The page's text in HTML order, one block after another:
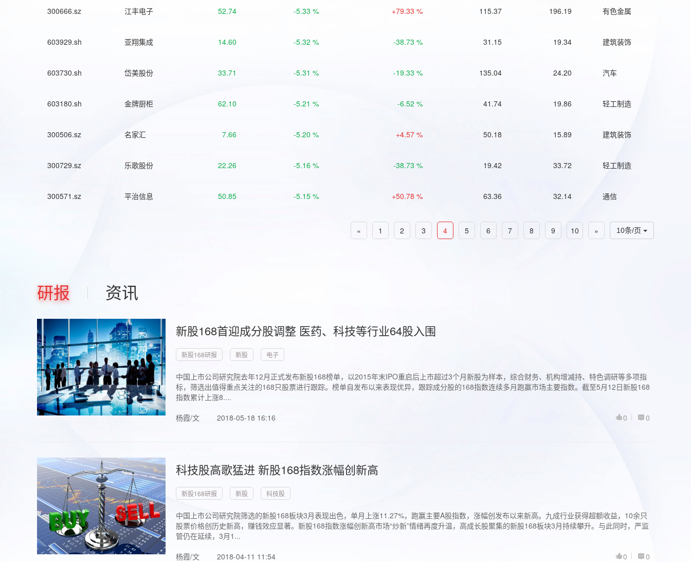
300666.sz 江丰电子 52.74 -5.33 % +79.33 % 115.37 196.19 有色金属
603929.sh 亚翔集成 14.60 -5.32 % -38.73 % 31.15 19.34 建筑装饰
603730.sh 岱美股份 33.71 -5.31 % -19.33 % 135.04 24.20 汽车
603180.sh 金牌厨柜 62.10 -5.21 % -6.52 % 41.74 19.86 轻工制造
300506.sz 名家汇 7.66 -5.20 % +4.57 % 50.18 15.89 建筑装饰
300729.sz 乐歌股份 22.26 -5.16 % -38.73 % 19.42 33.72 轻工制造
300571.sz 平治信息 50.85 -5.15 % +50.78 % 63.36 32.14 通信
10条/页
« 1 2 3 4 5 6 7 8 9 10 »
研报 资讯
新股168首迎成分股调整 医药、科技等行业64股入围
新股168研报 新股 电子
中国上市公司研究院去年12月正式发布新股168榜单，以2015年末IPO重启后上市超过3个月新股为样本，综合财务、机构增减持、特色调研等多项指
标，筛选出值得重点关注的168只股票进行跟踪。榜单自发布以来表现优异，跟踪成分股的168指数连续多月跑赢市场主要指数。截至5月12日新股168
指数累计上涨8....
杨霞/文
2018-05-18 16:16 0
0
科技股高歌猛进 新股168指数涨幅创新高
新股168研报 新股 科技股
中国上市公司研究院筛选的新股168板块3月表现出色，单月上涨11.27%，跑赢主要A股指数，涨幅创发布以来新高。九成行业获得超额收益，10余只
股票价格创历史新高，赚钱效应显著。新股168指数涨幅创新高市场“炒新”情绪再度升温，高成长股聚集的新股168板块3月持续攀升。与此同时，严监
管仍在延续，3月1...
杨霞/文
2018-04-11 11:54 0
0